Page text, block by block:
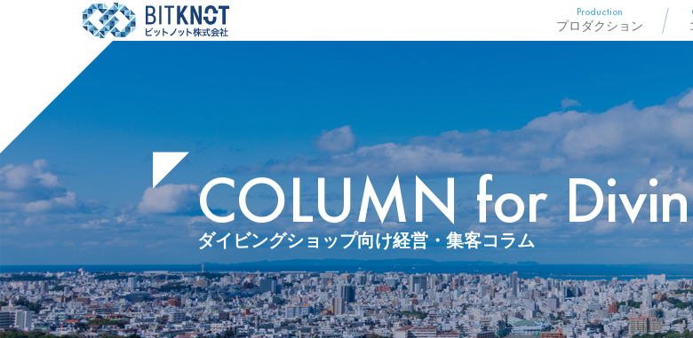
Production
プロダクション
COLUMN for
ダイビングショップ向け経営・集客コラム